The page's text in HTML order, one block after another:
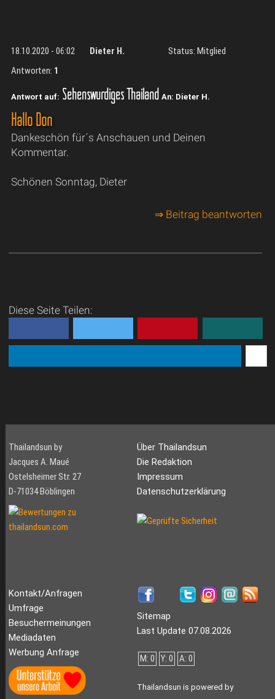
18.10.2020 - 06:02 Dieter H.
Status: Mitglied
Antworten: 1
Antwort auf: Sehenswürdiges Thailand An: Dieter H.
Hallo Don
Dankeschön für´s Anschauen und Deinen
Kommentar.
Schönen Sonntag, Dieter
⇒ Beitrag beantworten
Diese Seite Teilen:
Thailandsun by
Jacques A. Maué
Ostelsheimer Str. 27
D-71034 Böblingen
Über Thailandsun
Die Redaktion
Impressum
Datenschutzerklärung
Kontakt/Anfragen
Umfrage
Besuchermeinungen
Mediadaten
Werbung Anfrage
Sitemap
Last Update 07.08.2026
M: 0 Y: 0 A: 0
Thailandsun is powered by